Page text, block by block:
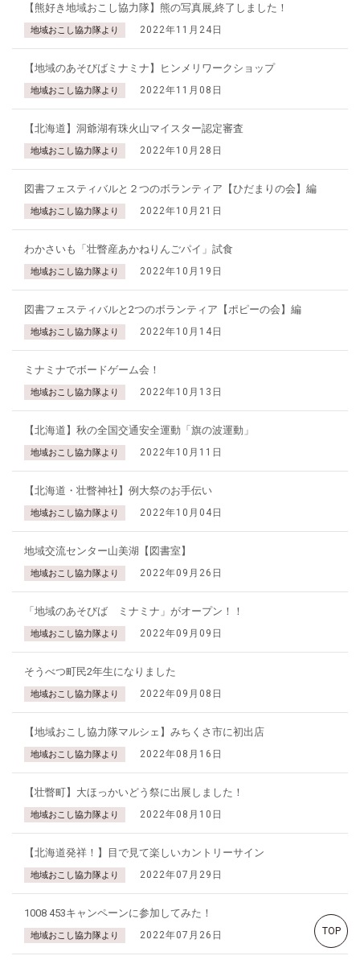
【熊好き地域おこし協力隊】熊の写真展,終了しました！
地域おこし協力隊より 2022年11月24日
【地域のあそびばミナミナ】ヒンメリワークショップ
地域おこし協力隊より 2022年11月08日
【北海道】洞爺湖有珠火山マイスター認定審査
地域おこし協力隊より 2022年10月28日
図書フェスティバルと２つのボランティア【ひだまりの会】編
地域おこし協力隊より 2022年10月21日
わかさいも「壮瞥産あかねりんごパイ」試食
地域おこし協力隊より 2022年10月19日
図書フェスティバルと2つのボランティア【ポピーの会】編
地域おこし協力隊より 2022年10月14日
ミナミナでボードゲーム会！
地域おこし協力隊より 2022年10月13日
【北海道】秋の全国交通安全運動「旗の波運動」
地域おこし協力隊より 2022年10月11日
【北海道・壮瞥神社】例大祭のお手伝い
地域おこし協力隊より 2022年10月04日
地域交流センター山美湖【図書室】
地域おこし協力隊より 2022年09月26日
「地域のあそびば ミナミナ」がオープン！！
地域おこし協力隊より 2022年09月09日
そうべつ町民2年生になりました
地域おこし協力隊より 2022年09月08日
【地域おこし協力隊マルシェ】みちくさ市に初出店
地域おこし協力隊より 2022年08月16日
【壮瞥町】大ほっかいどう祭に出展しました！
地域おこし協力隊より 2022年08月10日
【北海道発祥！】目で見て楽しいカントリーサイン
地域おこし協力隊より 2022年07月29日
1008 453キャンペーンに参加してみた！
地域おこし協力隊より 2022年07月26日 TOP